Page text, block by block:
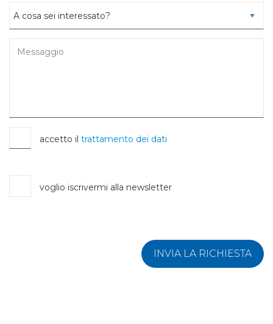
accetto il trattamento dei dati
voglio iscrivermi alla newsletter
INVIA LA RICHIESTA